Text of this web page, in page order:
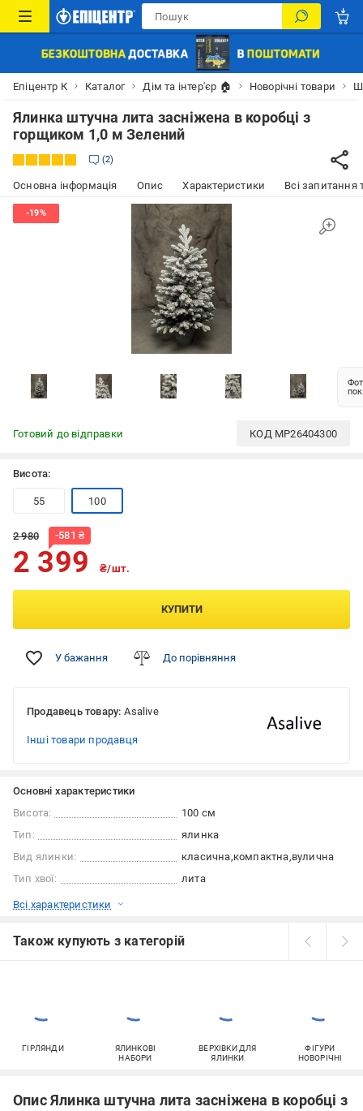
Епіцентр К Каталог Дім та інтер'єр 🏠 Новорічні товари
Ялинка штучна лита засніжена в коробці з
горщиком 1,0 м Зелений
2
Основна інформація Опис Характеристики Всі запитання
Готовий до відправки КОД MP26404300
Висота:
55 100
2 980 -581 ₴
2 399 ₴/шт.
КУПИТИ
У бажання До порівняння
Продавець товару: Asalive
Інші товари продавця
Основні характеристики
Висота:
100 см
Тип:
ялинка
Вид ялинки:
класична компактна вулична
Тип хвої:
лита
Всі характеристики
Також купують з категорій
ГІРЛЯНДИ
ЯЛИНКОВІ
НАБОРИ
ВЕРХІВКИ ДЛЯ
ЯЛИНКИ
ФІГУРИ
НОВОРІЧНІ
Опис Ялинка штучна лита засніжена в коробці з